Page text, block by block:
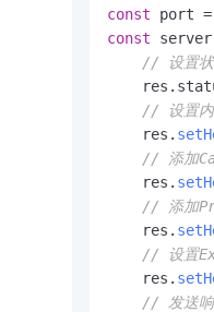
const port =
const
// 设置状
    res.
// 设置内
    res.
// 添加
    res.
// 添加
    res.
// 设置
    res.
// 发送响